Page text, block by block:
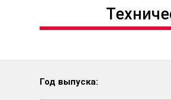
Год выпуска: